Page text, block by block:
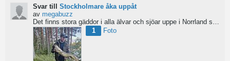
Svar till Stockholmare åka uppåt
av megabuzz
Det finns stora gäddor i alla älvar och sjöar uppe i Norrland skulle jag säga. har själv fiskat mycket...
1
Foto